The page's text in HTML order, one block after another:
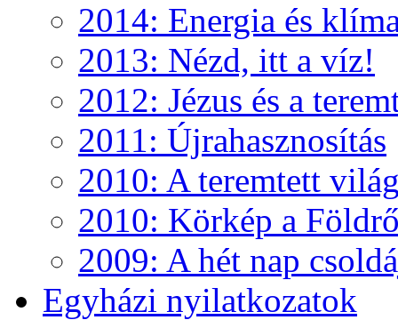
2014: Energia és
2013: Nézd, itt a víz!
2012: Jézus és a
2011: Újrahasznosítás
2010: A teremtett
2010: Körkép a
2009: A hét nap
Egyházi nyilatkozatok